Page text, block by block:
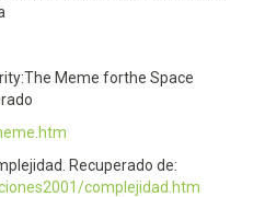
Meme forthe Space
Recuperado de:
complejidad.htm